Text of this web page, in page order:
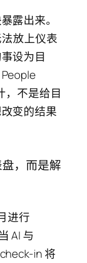
露出来。
放上仪表
设为目
，不是给目
变的结果
，而是解
进行
AI 与
in 将